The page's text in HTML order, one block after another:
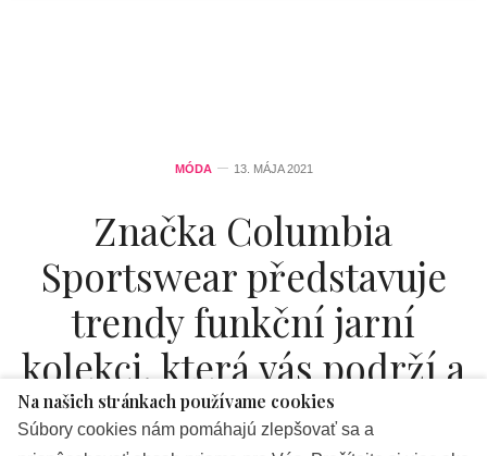
MÓDA 13. MÁJA 2021
Značka Columbia
Sportswear představuje
trendy funkční jarní
kolekci, která vás podrží a
ochrání před počasím na
Na našich stránkach používame cookies
Súbory cookies nám pomáhajú zlepšovať sa a